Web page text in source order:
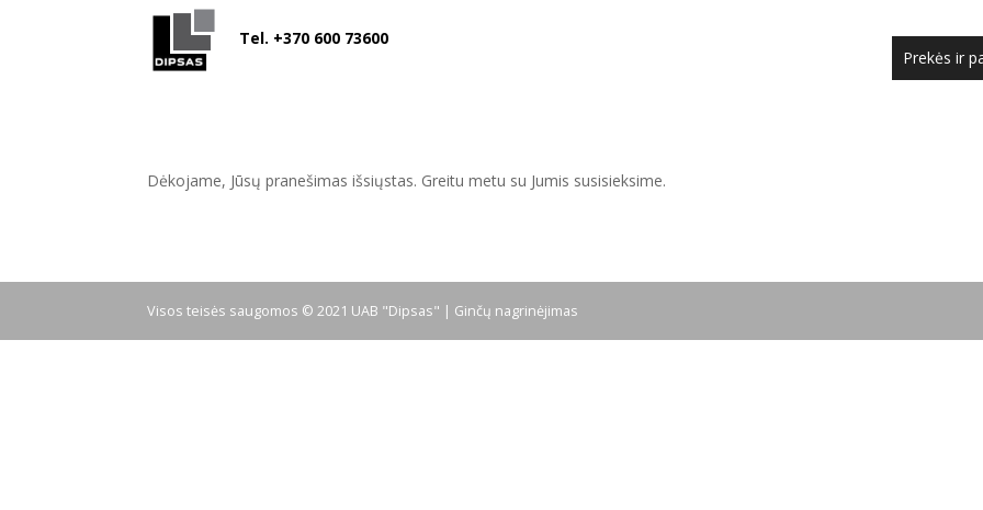
Tel. +370 600 73600
Prekės ir
Dėkojame, Jūsų pranešimas išsiųstas. Greitu metu su Jumis susisieksime.
Visos teisės saugomos © 2021 UAB "Dipsas" | Ginčų nagrinėjimas